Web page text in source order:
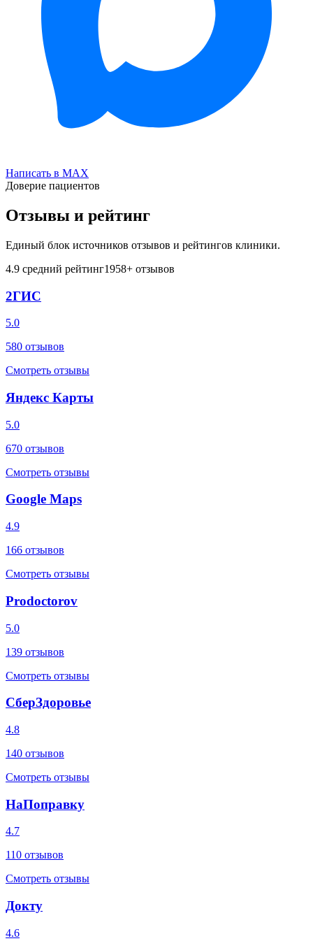
Написать в MAX
Доверие пациентов
Отзывы и рейтинг
Единый блок источников отзывов и рейтингов клиники.
4.9 средний рейтинг1958+ отзывов
2ГИС
5.0
580 отзывов
Смотреть отзывы
Яндекс Карты
5.0
670 отзывов
Смотреть отзывы
Google Maps
4.9
166 отзывов
Смотреть отзывы
Prodoctorov
5.0
139 отзывов
Смотреть отзывы
СберЗдоровье
4.8
140 отзывов
Смотреть отзывы
НаПоправку
4.7
110 отзывов
Смотреть отзывы
Докту
4.6